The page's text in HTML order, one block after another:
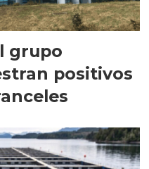
grupo
positivos